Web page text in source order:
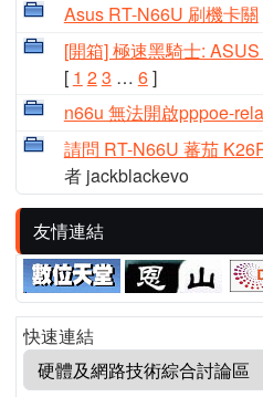
Asus RT-N66U 刷機卡關
[開箱] 極速黑騎士:
[ 1 23 … 6]
n66u 無法開啟pppoe-
請問 RT-N66U 蕃茄
者 jackblackevo
友情連結
快速連結